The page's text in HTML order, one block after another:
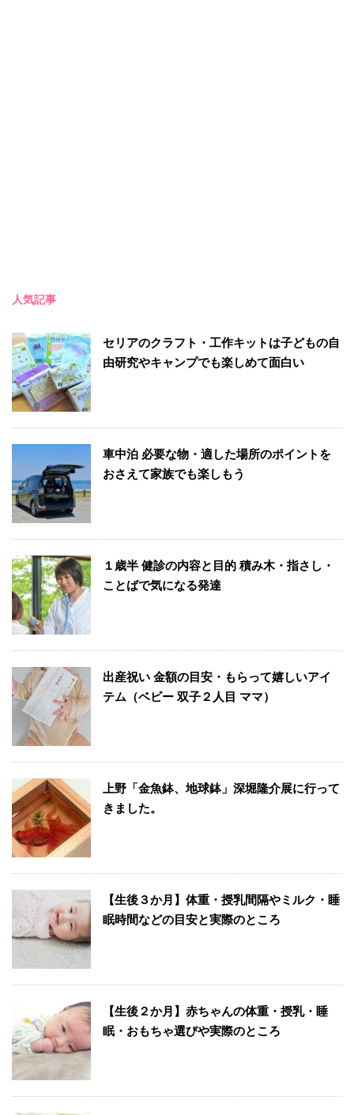
人気記事
セリアのクラフト・工作キットは子どもの自
由研究やキャンプでも楽しめて面白い
車中泊 必要な物・適した場所のポイントを
おさえて家族でも楽しもう
１歳半 健診の内容と目的 積み木・指さし・
ことばで気になる発達
出産祝い 金額の目安・もらって嬉しいアイ
テム（ベビー 双子２人目 ママ）
上野「金魚鉢、地球鉢」深堀隆介展に行って
きました。
【生後３か月】体重・授乳間隔やミルク・睡
眠時間などの目安と実際のところ
【生後２か月】赤ちゃんの体重・授乳・睡
眠・おもちゃ選びや実際のところ